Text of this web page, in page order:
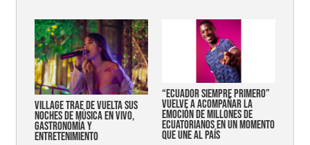
Village trae de vuelta sus
noches de música en vivo,
gastronomía y
entretenimiento
“Ecuador siempre primero”
vuelve a acompañar la
emoción de millones de
ecuatorianos en un momento
que une al país